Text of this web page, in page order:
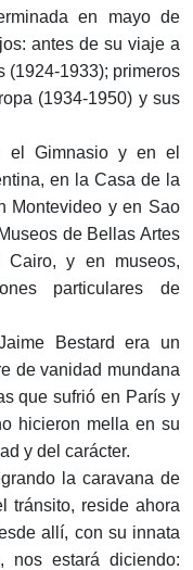
en mayo de
antes de su viaje a
(1924-1933); primeros
(1934-1950) y sus
el Gimnasio y en el
en la Casa de la
Montevideo y en Sao
de Bellas Artes
y en museos,
particulares de
Bestard era un
de vanidad mundana
que sufrió en París y
hicieron mella en su
y del carácter.
la caravana de
tránsito, reside ahora
allí, con su innata
nos estará diciendo: